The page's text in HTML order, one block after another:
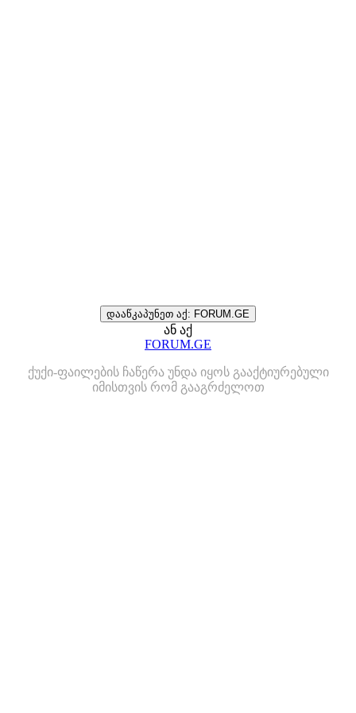
დააწკაპუნეთ აქ: FORUM.GE
ან აქ
FORUM.GE
ქუქი-ფაილების ჩაწერა უნდა იყოს გააქტიურებული
იმისთვის რომ გააგრძელოთ